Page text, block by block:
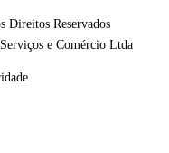
Direitos Reservados
e Comércio Ltda